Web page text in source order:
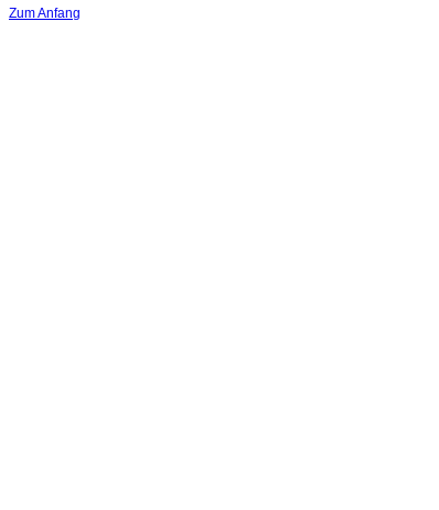
Zum Anfang